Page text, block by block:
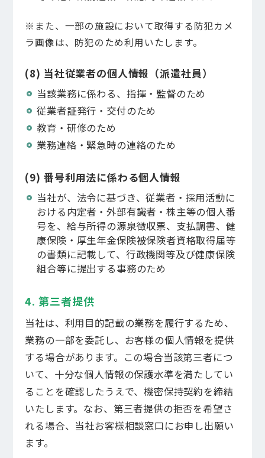
※また、一部の施設において取得する防犯カメ
ラ画像は、防犯のため利用いたします。
(8) 当社従業者の個人情報（派遣社員）
当該業務に係わる、指揮・監督のため
従業者証発行・交付のため
教育・研修のため
業務連絡・緊急時の連絡のため
(9) 番号利用法に係わる個人情報
当社が、法令に基づき、従業者・採用活動に
おける内定者・外部有識者・株主等の個人番
号を、給与所得の源泉徴収票、支払調書、健
康保険・厚生年金保険被保険者資格取得届等
の書類に記載して、行政機関等及び健康保険
組合等に提出する事務のため
4. 第三者提供
当社は、利用目的記載の業務を履行するため、
業務の一部を委託し、お客様の個人情報を提供
する場合があります。この場合当該第三者につ
いて、十分な個人情報の保護水準を満たしてい
ることを確認したうえで、機密保持契約を締結
いたします。なお、第三者提供の拒否を希望さ
れる場合、当社お客様相談窓口にお申し出願い
ます。